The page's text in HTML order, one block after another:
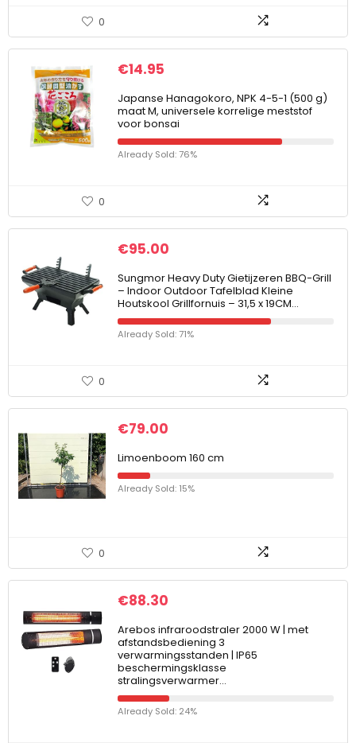
0
€14.95
Japanse Hanagokoro, NPK 4-5-1 (500 g)
maat M, universele korrelige meststof
voor bonsai
Already Sold: 76%
0
€95.00
Sungmor Heavy Duty Gietijzeren BBQ-Grill
– Indoor Outdoor Tafelblad Kleine
Houtskool Grillfornuis – 31,5 x 19CM…
Already Sold: 71%
0
€79.00
Limoenboom 160 cm
Already Sold: 15%
0
€88.30
Arebos infraroodstraler 2000 W | met
afstandsbediening 3
verwarmingsstanden | IP65
beschermingsklasse
stralingsverwarmer…
Already Sold: 24%